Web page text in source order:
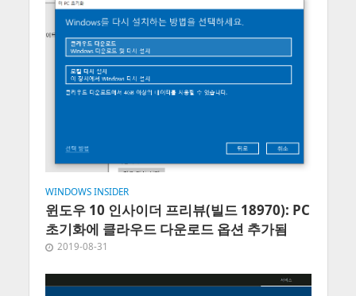
WINDOWS INSIDER
윈도우 10 인사이더 프리뷰(빌드 18970): PC
초기화에 클라우드 다운로드 옵션 추가됨
2019-08-31